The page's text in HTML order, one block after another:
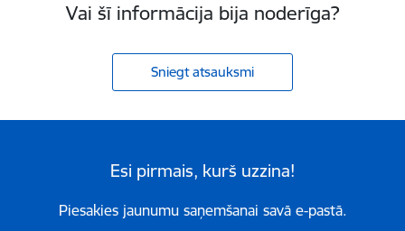
Vai šī informācija bija noderīga?
Sniegt atsauksmi
Esi pirmais, kurš uzzina!
Piesakies jaunumu saņemšanai savā e-pastā.